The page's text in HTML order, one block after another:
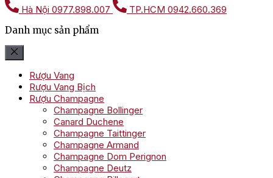
Hà Nội 0977.898.007 TP.HCM 0942.660.369
Danh mục sản phẩm
Rượu Vang
Rượu Vang Bịch
Rượu Champagne
Champagne Bollinger
Canard Duchene
Champagne Taittinger
Champagne Armand
Champagne Dom Perignon
Champagne Deutz